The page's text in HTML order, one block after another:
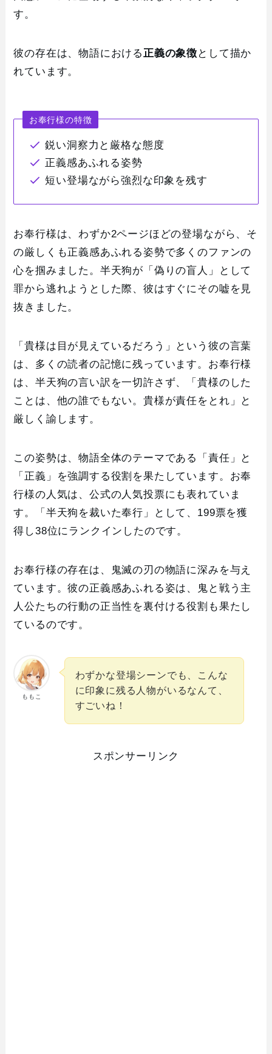
す。
彼の存在は、物語における正義の象徴 として描か
れています。
お奉行様の特徴
鋭い洞察力と厳格な態度
正義感あふれる姿勢
短い登場ながら強烈な印象を残す
お奉行様は、わずか2ページほどの登場ながら、そ
の厳しくも正義感あふれる姿勢で多くのファンの
心を掴みました。半天狗が「偽りの盲人」として
罪から逃れようとした際、彼はすぐにその嘘を見
抜きました。
「貴様は目が見えているだろう」という彼の言葉
は、多くの読者の記憶に残っています。お奉行様
は、半天狗の言い訳を一切許さず、「貴様のした
ことは、他の誰でもない。貴様が責任をとれ」と
厳しく諭します。
この姿勢は、物語全体のテーマである「責任」と
「正義」を強調する役割を果たしています。お奉
行様の人気は、公式の人気投票にも表れていま
す。「半天狗を裁いた奉行」として、199票を獲
得し38位にランクインしたのです。
お奉行様の存在は、鬼滅の刃の物語に深みを与え
ています。彼の正義感あふれる姿は、鬼と戦う主
人公たちの行動の正当性を裏付ける役割も果たし
ているのです。
ももこ
わずかな登場シーンでも、こんな
に印象に残る人物がいるなんて、
すごいね！
スポンサーリンク